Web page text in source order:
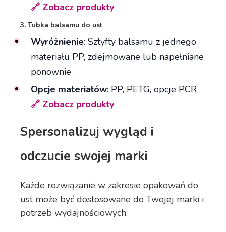
🔗 Zobacz produkty
3. Tubka balsamu do ust
Wyróżnienie: Sztyfty balsamu z jednego
materiału PP, zdejmowane lub napełniane
ponownie
Opcje materiałów: PP, PETG, opcje PCR
🔗 Zobacz produkty
Spersonalizuj wygląd i
odczucie swojej marki
Każde rozwiązanie w zakresie opakowań do
ust może być dostosowane do Twojej marki i
potrzeb wydajnościowych: